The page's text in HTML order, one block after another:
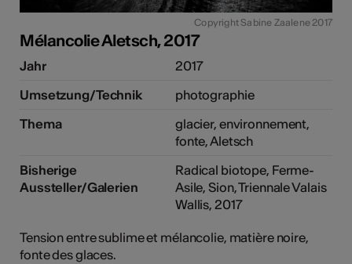
Copyright Sabine Zaalene 2017
Mélancolie Aletsch, 2017
Jahr
2017
Umsetzung/Technik
photographie
Thema
glacier, environnement,
fonte, Aletsch
Bisherige
Aussteller/Galerien
Radical biotope, Ferme-
Asile, Sion, Triennale Valais
Wallis, 2017
Tension entre sublime et mélancolie, matière noire,
fonte des glaces.